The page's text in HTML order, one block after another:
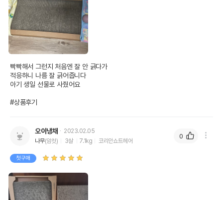
빡빡해서 그런지 처음엔 잘 안 긁다가
적응하니 나름 잘 긁어줍니다
아기 생일 선물로 사줬어요
#상품후기
오이냉채
2023.02.05
나무(암컷) 3살 7.1kg 코리안쇼트헤어
첫구매
0